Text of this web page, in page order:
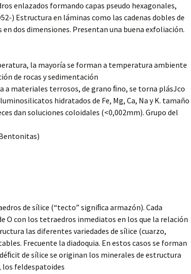
enlazados formando capas pseudo hexagonales,
) Estructura en láminas como las cadenas dobles de
dos dimensiones. Presentan una buena exfoliación.
la mayoría se forman a temperatura ambiente
de rocas y sedimentación
a materiales terrosos, de grano ﬁno, se torna plásJco
hidratados de Fe, Mg, Ca, Na y K. tamaño
dan soluciones coloidales (<0,002mm). Grupo del
de sílice (“tecto” signiﬁca armazón). Cada
O con los tetraedros inmediatos en los que la relación
las diferentes variedades de sílice (cuarzo,
Frecuente la diadoquia. En estos casos se forman
de sílice se originan los minerales de estructura
los feldespatoides